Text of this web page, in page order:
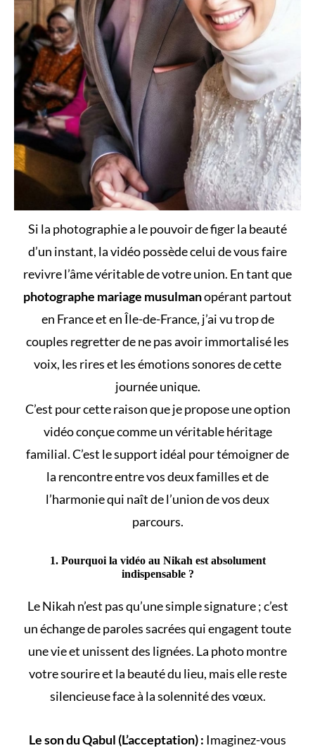
Si la photographie a le pouvoir de figer la beauté
d’un instant, la vidéo possède celui de vous faire
revivre l’âme véritable de votre union. En tant que
photographe mariage musulmanopérant partout
en France et en Île-de-France, j’ai vu trop de
couples regretter de ne pas avoir immortalisé les
voix, les rires et les émotions sonores de cette
journée unique.
C’est pour cette raison que je propose une option
vidéo conçue comme un véritable héritage
familial. C’est le support idéal pour témoigner de
la rencontre entre vos deux familles et de
l’harmonie qui naît de l’union de vos deux
parcours.
1. Pourquoi la vidéo au Nikah est absolument
indispensable ?
LeNikah n’est pas qu’une simple signature ; c’est
un échange de paroles sacrées qui engagent toute
une vie et unissent des lignées. La photo montre
votre sourire et la beauté du lieu, mais elle reste
silencieuse face à la solennité des vœux.
Le son du Qabul (L’acceptation) : Imaginez-vous